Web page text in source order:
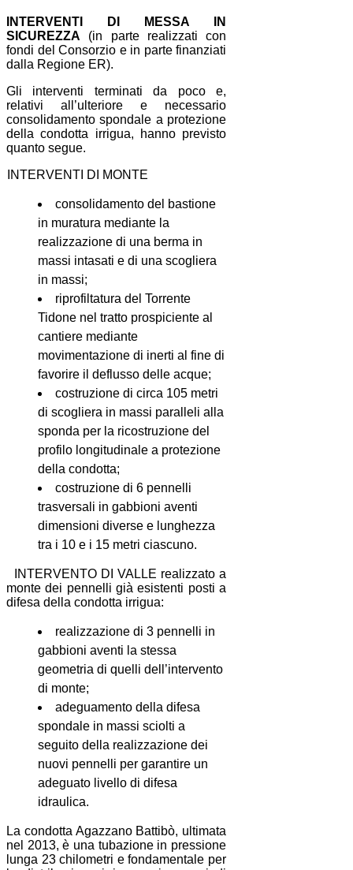
INTERVENTI DI MESSA IN
SICUREZZA (in parte realizzati con
fondi del Consorzio e in parte finanziati
dalla Regione ER).
Gli interventi terminati da poco e,
relativi all’ulteriore e necessario
consolidamento spondale a protezione
della condotta irrigua, hanno previsto
quanto segue.
INTERVENTI DI MONTE
consolidamento del bastione
in muratura mediante la
realizzazione di una berma in
massi intasati e di una scogliera
in massi;
riprofiltatura del Torrente
Tidone nel tratto prospiciente al
cantiere mediante
movimentazione di inerti al fine di
favorire il deflusso delle acque;
costruzione di circa 105 metri
di scogliera in massi paralleli alla
sponda per la ricostruzione del
profilo longitudinale a protezione
della condotta;
costruzione di 6 pennelli
trasversali in gabbioni aventi
dimensioni diverse e lunghezza
tra i 10 e i 15 metri ciascuno.
INTERVENTO DI VALLE realizzato a
monte dei pennelli già esistenti posti a
difesa della condotta irrigua:
realizzazione di 3 pennelli in
gabbioni aventi la stessa
geometria di quelli dell’intervento
di monte;
adeguamento della difesa
spondale in massi sciolti a
seguito della realizzazione dei
nuovi pennelli per garantire un
adeguato livello di difesa
idraulica.
La condotta Agazzano Battibò, ultimata
nel 2013, è una tubazione in pressione
lunga 23 chilometri e fondamentale per